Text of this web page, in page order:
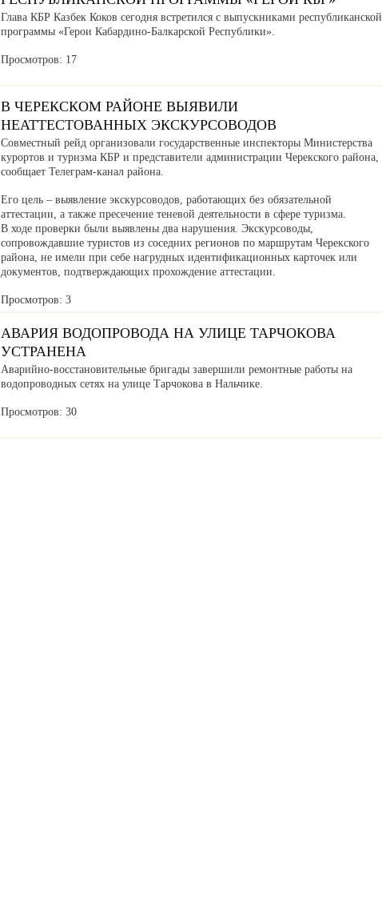
Глава КБР Казбек Коков сегодня встретился с выпускниками республиканской
программы «Герои Кабардино-Балкарской Республики».
Просмотров: 17
В ЧЕРЕКСКОМ РАЙОНЕ ВЫЯВИЛИ
НЕАТТЕСТОВАННЫХ ЭКСКУРСОВОДОВ
Совместный рейд организовали государственные инспекторы Министерства
курортов и туризма КБР и представители администрации Черекского района,
сообщает Телеграм-канал района.
Его цель – выявление экскурсоводов, работающих без обязательной
аттестации, а также пресечение теневой деятельности в сфере туризма.
В ходе проверки были выявлены два нарушения. Экскурсоводы,
сопровождавшие туристов из соседних регионов по маршрутам Черекского
района, не имели при себе нагрудных идентификационных карточек или
документов, подтверждающих прохождение аттестации.
Просмотров: 3
АВАРИЯ ВОДОПРОВОДА НА УЛИЦЕ ТАРЧОКОВА
УСТРАНЕНА
Аварийно-восстановительные бригады завершили ремонтные работы на
водопроводных сетях на улице Тарчокова в Нальчике.
Просмотров: 30